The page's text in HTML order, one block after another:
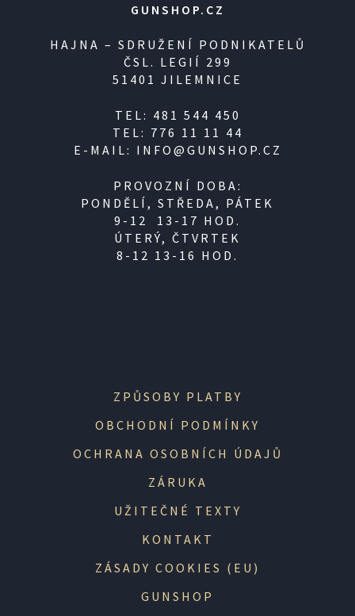
GUNSHOP.CZ
HAJNA – SDRUŽENÍ PODNIKATELŮ
ČSL. LEGIÍ 299
51401 JILEMNICE
TEL: 481 544 450
TEL: 776 11 11 44
E-MAIL: INFO@GUNSHOP.CZ
PROVOZNÍ DOBA:
PONDĚLÍ, STŘEDA, PÁTEK
9-12 13-17 HOD.
ÚTERÝ, ČTVRTEK
8-12 13-16 HOD.
ZPŮSOBY PLATBY
OBCHODNÍ PODMÍNKY
OCHRANA OSOBNÍCH ÚDAJŮ
ZÁRUKA
UŽITEČNÉ TEXTY
KONTAKT
ZÁSADY COOKIES (EU)
GUNSHOP